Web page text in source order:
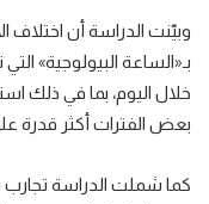
وبيّنت الدراسة أن اختلاف
بـ«الساعة البيولوجية»
خلال اليوم، بما في ذلك
بعض الفترات أكثر قدرة
كما شملت الدراسة تجارب